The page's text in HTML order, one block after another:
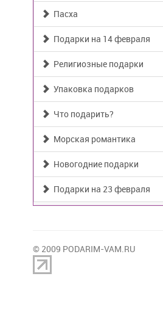
Пасха
Подарки на 14 февраля
Религиозные подарки
Упаковка подарков
Что подарить?
Морская романтика
Новогодние подарки
Подарки на 23 февраля
© 2009 PODARIM-VAM.RU